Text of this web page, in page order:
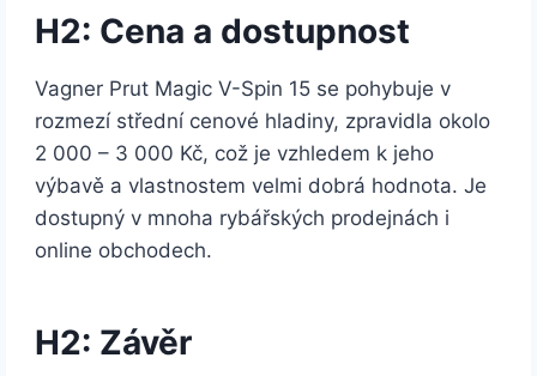
H2: Cena a dostupnost
Vagner Prut Magic V-Spin 15 se pohybuje v
rozmezí střední cenové hladiny, zpravidla okolo
2 000 – 3 000 Kč, což je vzhledem k jeho
výbavě a vlastnostem velmi dobrá hodnota. Je
dostupný v mnoha rybářských prodejnách i
online obchodech.
H2: Závěr